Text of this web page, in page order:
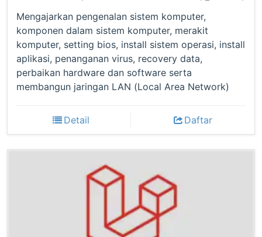
Mengajarkan pengenalan sistem komputer,
komponen dalam sistem komputer, merakit
komputer, setting bios, install sistem operasi, install
aplikasi, penanganan virus, recovery data,
perbaikan hardware dan software serta
membangun jaringan LAN (Local Area Network)
Detail Daftar